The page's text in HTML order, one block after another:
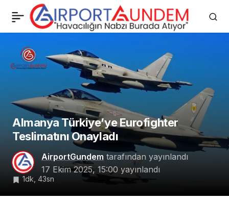
Almanya Türkiye’ye Eurofighter
Teslimatını Onayladı
AirportGundem tarafından yayınlandı
17 Ekim 2025, 15:00 yayınlandı
1dk, 43sn
Safran, Fas’ta Airbus
ve Bakım Tesislerini Açtı
0 Paylaş